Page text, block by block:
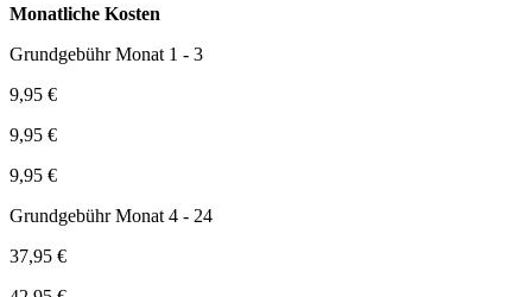
Monatliche Kosten
Grundgebühr Monat 1 - 3
9,95 €
9,95 €
9,95 €
Grundgebühr Monat 4 - 24
37,95 €